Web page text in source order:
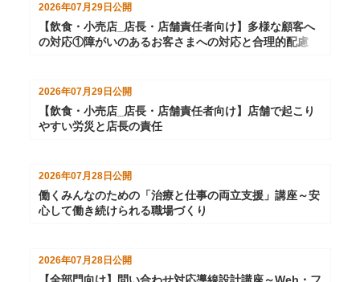
2026年07月29日公開
【飲食・小売店_店長・店舗責任者向け】多様な顧客へ
の対応①障がいのあるお客さまへの対応と合理的配慮
2026年07月29日公開
【飲食・小売店_店長・店舗責任者向け】店舗で起こり
やすい労災と店長の責任
2026年07月28日 公開
働くみんなのための「治療と仕事の両立支援」講座～安
心して働き続けられる職場づくり
2026年07月28日 公開